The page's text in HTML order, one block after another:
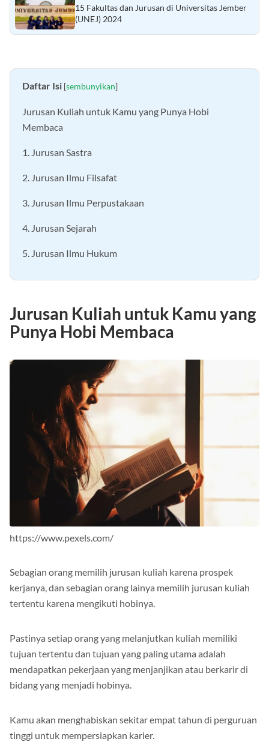
15 Fakultas dan Jurusan di Universitas Jember
(UNEJ) 2024
Daftar Isi [sembunyikan]
Jurusan Kuliah untuk Kamu yang Punya Hobi
Membaca
1. Jurusan Sastra
2. Jurusan Ilmu Filsafat
3. Jurusan Ilmu Perpustakaan
4. Jurusan Sejarah
5. Jurusan Ilmu Hukum
Jurusan Kuliah untuk Kamu yang
Punya Hobi Membaca
https://www.pexels.com/
Sebagian orang memilih jurusan kuliah karena prospek
kerjanya, dan sebagian orang lainya memilih jurusan kuliah
tertentu karena mengikuti hobinya.
Pastinya setiap orang yang melanjutkan kuliah memiliki
tujuan tertentu dan tujuan yang paling utama adalah
mendapatkan pekerjaan yang menjanjikan atau berkarir di
bidang yang menjadi hobinya.
Kamu akan menghabiskan sekitar empat tahun di perguruan
tinggi untuk mempersiapkan karier.